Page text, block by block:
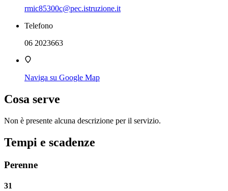
rmic85300c@pec.istruzione.it
Telefono
06 2023663
Naviga su Google Map
Cosa serve
Non è presente alcuna descrizione per il servizio.
Tempi e scadenze
Perenne
31